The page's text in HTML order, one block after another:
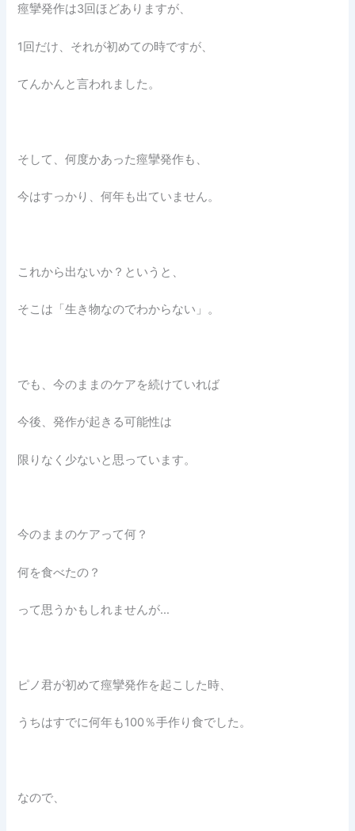
痙攣発作は3回ほどありますが、
1回だけ、それが初めての時ですが、
てんかんと言われました。
そして、何度かあった痙攣発作も、
今はすっかり、何年も出ていません。
これから出ないか？というと、
そこは「生き物なのでわからない」。
でも、今のままのケアを続けていれば
今後、発作が起きる可能性は
限りなく少ないと思っています。
今のままのケアって何？
何を食べたの？
って思うかもしれませんが…
ピノ君が初めて痙攣発作を起こした時、
うちはすでに何年も100％手作り食でした。
なので、